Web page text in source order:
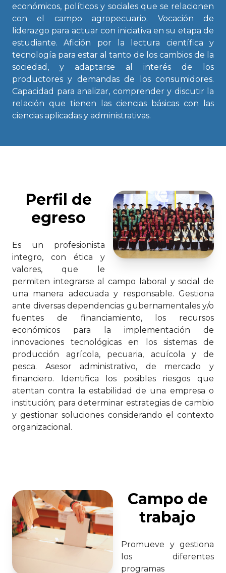
económicos, políticos y sociales que se relacionen
con el campo agropecuario. Vocación de
liderazgo para actuar con iniciativa en su etapa de
estudiante. Afición por la lectura científica y
tecnología para estar al tanto de los cambios de la
sociedad, y adaptarse al interés de los
productores y demandas de los consumidores.
Capacidad para analizar, comprender y discutir la
relación que tienen las ciencias básicas con las
ciencias aplicadas y administrativas.
Perfil de
egreso
Es un profesionista
integro, con ética y
valores, que le
permiten integrarse al campo laboral y social de
una manera adecuada y responsable. Gestiona
ante diversas dependencias gubernamentales y/o
fuentes de financiamiento, los recursos
económicos para la implementación de
innovaciones tecnológicas en los sistemas de
producción agrícola, pecuaria, acuícola y de
pesca. Asesor administrativo, de mercado y
financiero. Identifica los posibles riesgos que
atentan contra la estabilidad de una empresa o
institución; para determinar estrategias de cambio
y gestionar soluciones considerando el contexto
organizacional.
Campo de
trabajo
Promueve y gestiona
los diferentes
programas